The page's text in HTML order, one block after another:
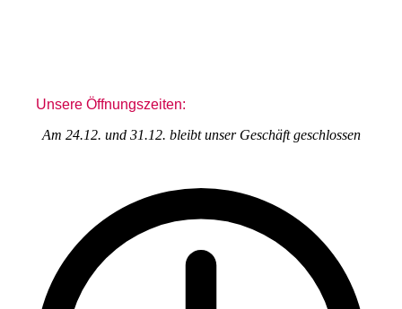
Unsere Öffnungszeiten:
Am 24.12. und 31.12. bleibt unser Geschäft geschlossen